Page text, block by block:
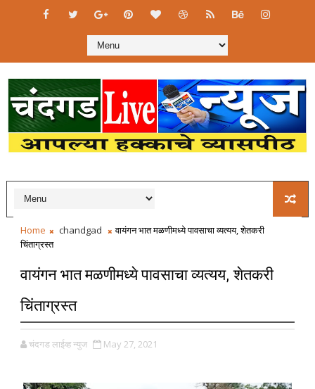
Home chandgad
वायंगन भात मळणीमध्ये पावसाचा व्यत्यय, शेतकरी
चिंताग्रस्त
वायंगन भात मळणीमध्ये पावसाचा व्यत्यय, शेतकरी
चिंताग्रस्त
चंदगड लाईव्ह न्युज May 27, 2021